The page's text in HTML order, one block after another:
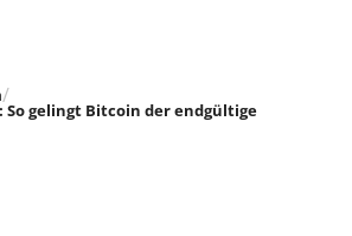
So gelingt Bitcoin der endgültige